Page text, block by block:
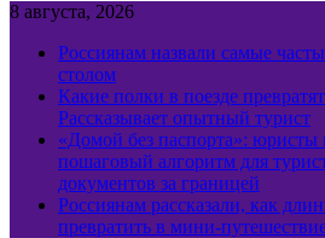
8 августа, 2026
Россиянам назвали самые
столом
Какие полки в поезде
Рассказывает опытный турист
«Домой без паспорта»:
пошаговый алгоритм для
документов за границей
Россиянам рассказали, как
превратить в мини-